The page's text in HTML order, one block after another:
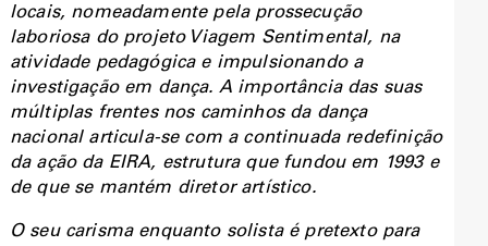
locais, nomeadamente pela prossecução
laboriosa do projeto Viagem Sentimental, na
atividade pedagógica e impulsionando a
investigação em dança. A importância das suas
múltiplas frentes nos caminhos da dança
nacional articula-se com a continuada redefinição
da ação da EIRA, estrutura que fundou em 1993 e
de que se mantém diretor artístico.
O seu carisma enquanto solista é pretexto para